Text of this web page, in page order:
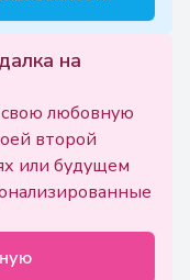
на
любовную
второй
или будущем